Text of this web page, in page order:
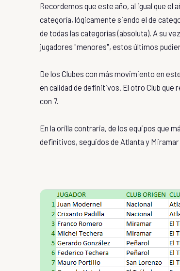
Recordemos que este año, al igual que el
categoría, lógicamente siendo el de
de todas las categorías (absoluta). A su
jugadores "menores", estos últimos
De los Clubes con más movimiento en
en calidad de definitivos. El otro Club que
con 7.
En la orilla contraria, de los equipos que
definitivos, seguidos de Atlanta y Miramar